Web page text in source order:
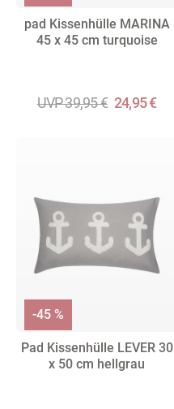
pad Kissenhülle MARINA
45 x 45 cm turquoise
UVP 39,95 € 24,95 €
Pad Kissenhülle LEVER 30
x 50 cm hellgrau
-45 %